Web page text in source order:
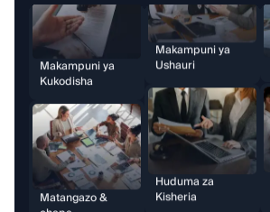
Matangazo &
chapa
Makampuni ya
Uhandisi
Huduma za
Kisheria
HR & kuajiri